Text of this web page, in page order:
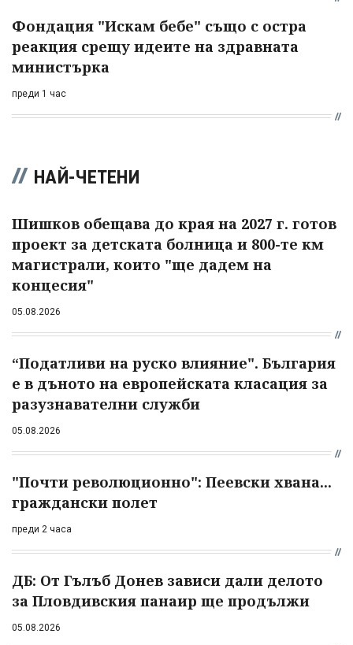
Фондация "Искам бебе" също с остра
реакция срещу идеите на здравната
министърка
преди 1 час
НАЙ-ЧЕТЕНИ
Шишков обещава до края на 2027 г. готов
проект за детската болница и 800-те км
магистрали, които "ще дадем на
концесия"
05.08.2026
“Податливи на руско влияние". България
е в дъното на европейската класация за
разузнавателни служби
05.08.2026
"Почти революционно": Пеевски хвана...
граждански полет
преди 2 часа
ДБ: От Гълъб Донев зависи дали делото
за Пловдивския панаир ще продължи
05.08.2026